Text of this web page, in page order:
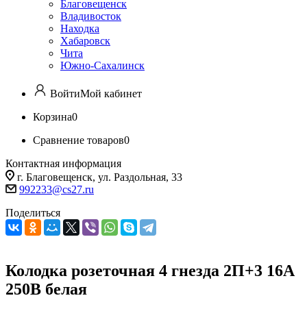
Благовещенск
Владивосток
Находка
Хабаровск
Чита
Южно-Сахалинск
ВойтиМой кабинет
Корзина0
Сравнение товаров0
Контактная информация
г. Благовещенск, ул. Раздольная, 33
992233@cs27.ru
Поделиться
Колодка розеточная 4 гнезда 2П+3 16А
250В белая